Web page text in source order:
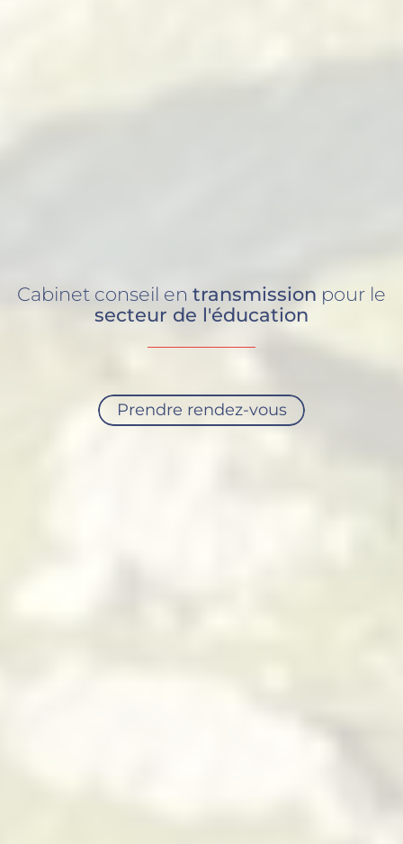
Cabinet conseil en transmission pour le
secteur de l'éducation
Prendre rendez-vous